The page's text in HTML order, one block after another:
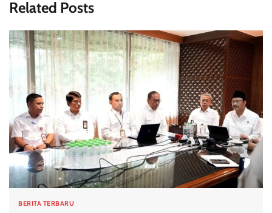
Related Posts
BERITA TERBARU